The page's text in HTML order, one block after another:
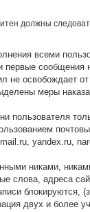
должны
всеми
первые
не освобождает
меры
пользователя
yandex.ru,
никами,
слова, адреса
блокируются,
двух и более